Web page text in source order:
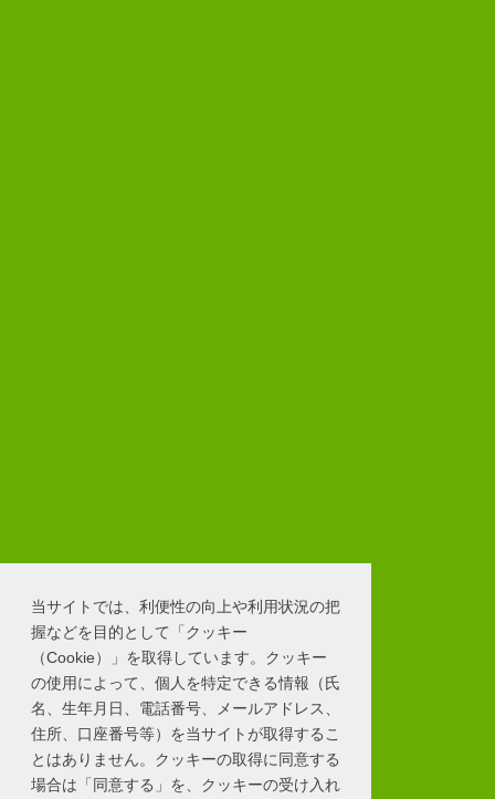
当サイトでは、利便性の向上や利用状況の把
握などを目的として「クッキー
（Cookie）」を取得しています。クッキー
の使用によって、個人を特定できる情報（氏
名、生年月日、電話番号、メールアドレス、
住所、口座番号等）を当サイトが取得するこ
とはありません。クッキーの取得に同意する
場合は「同意する」を、クッキーの受け入れ